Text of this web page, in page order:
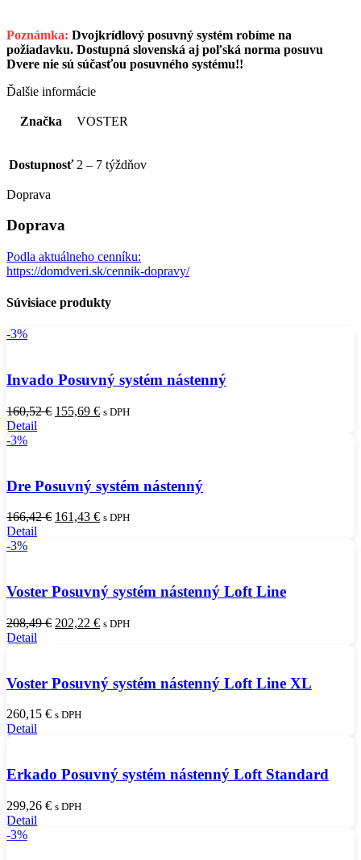
Poznámka: Dvojkrídlový posuvný systém robíme na
požiadavku. Dostupná slovenská aj poľská norma posuvu
Dvere nie sú súčasťou posuvného systému!!
Ďalšie informácie
Značka VOSTER
Dostupnosť 2 – 7 týždňov
Doprava
Doprava
Podla aktuálneho cenníku:
https://domdveri.sk/cennik-dopravy/
Súvisiace produkty
-3%
Invado Posuvný systém nástenný
160,52€ Pôvodná
155,69 €Aktuálna
s DPH
Detail
-3%
Dre Posuvný systém nástenný
166,42€ Pôvodná
161,43 €Aktuálna
s DPH
Detail
-3%
Voster Posuvný systém nástenný Loft Line
208,49€ Pôvodná
202,22 €Aktuálna
s DPH
Detail
Voster Posuvný systém nástenný Loft Line XL
260,15 € s DPH
Detail
Erkado Posuvný systém nástenný Loft Standard
299,26 € s DPH
Detail
-3%